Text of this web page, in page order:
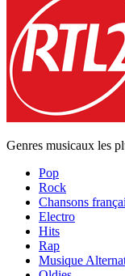
Genres musicaux les
Pop
Rock
Chansons
Electro
Hits
Rap
Musique